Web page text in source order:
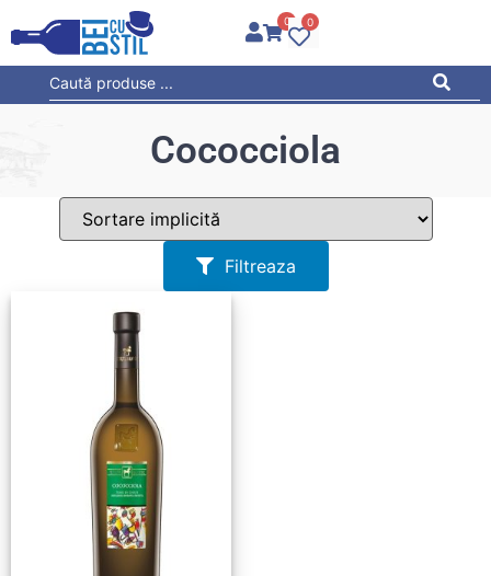
0 0
Cococciola
Filtreaza